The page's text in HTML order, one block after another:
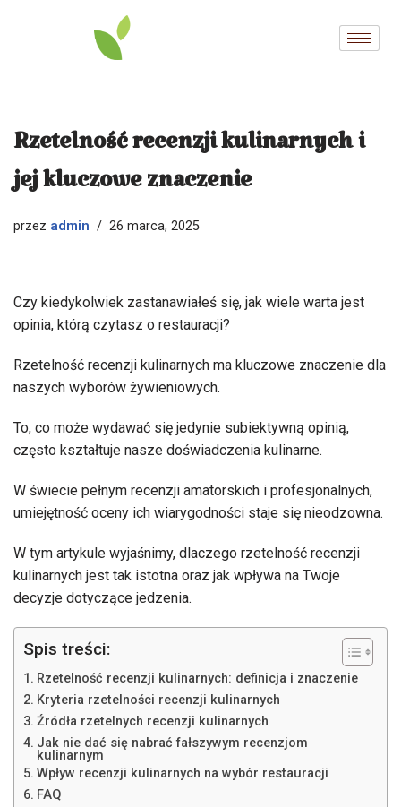
Rzetelność recenzji kulinarnych i
jej kluczowe znaczenie
przez admin 26 marca, 2025
Czy kiedykolwiek zastanawiałeś się, jak wiele warta jest
opinia, którą czytasz o restauracji?
Rzetelność recenzji kulinarnych ma kluczowe znaczenie dla
naszych wyborów żywieniowych.
To, co może wydawać się jedynie subiektywną opinią,
często kształtuje nasze doświadczenia kulinarne.
W świecie pełnym recenzji amatorskich i profesjonalnych,
umiejętność oceny ich wiarygodności staje się nieodzowna.
W tym artykule wyjaśnimy, dlaczego rzetelność recenzji
kulinarnych jest tak istotna oraz jak wpływa na Twoje
decyzje dotyczące jedzenia.
Spis treści:
Rzetelność recenzji kulinarnych: definicja i znaczenie
Kryteria rzetelności recenzji kulinarnych
Źródła rzetelnych recenzji kulinarnych
Jak nie dać się nabrać fałszywym recenzjom
kulinarnym
Wpływ recenzji kulinarnych na wybór restauracji
FAQ